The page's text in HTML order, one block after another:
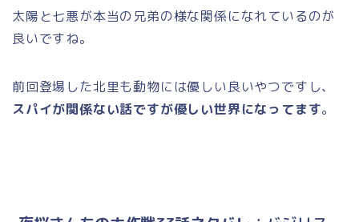
太陽と七悪が本当の兄弟の様な関係になれているのが
良いですね。
前回登場した北里も動物には優しい良いやつですし、
スパイが関係ない話ですが優しい世界になってます。